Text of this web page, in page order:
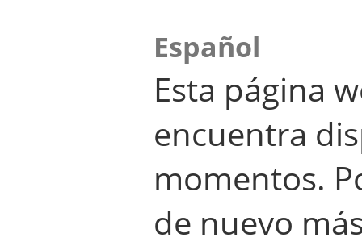
Español
Esta página
encuentra
momentos.
de nuevo